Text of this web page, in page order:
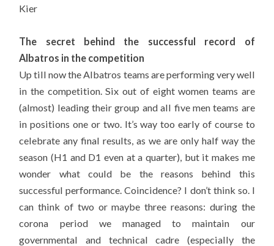
Kier
The secret behind the successful record of
Albatros in the competition
Up till now the Albatros teams are performing very well
in the competition. Six out of eight women teams are
(almost) leading their group and all five men teams are
in positions one or two. It’s way too early of course to
celebrate any final results, as we are only half way the
season (H1 and D1 even at a quarter), but it makes me
wonder what could be the reasons behind this
successful performance. Coincidence? I don’t think so. I
can think of two or maybe three reasons: during the
corona period we managed to maintain our
governmental and technical cadre (especially the